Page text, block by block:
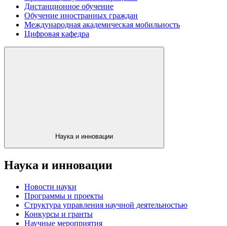
Дистанционное обучение
Обучение иностранных граждан
Международная академическая мобильность
Цифровая кафедра
Наука и инновации
Наука и инновации
Новости науки
Программы и проекты
Структура управления научной деятельностью
Конкурсы и гранты
Научные мероприятия